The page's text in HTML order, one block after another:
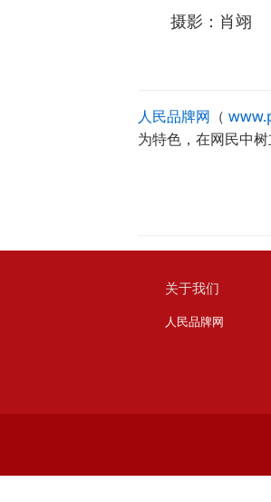
摄影：肖翊
人民品牌网 （
为特色，在网民中
关于我们
人民品牌网